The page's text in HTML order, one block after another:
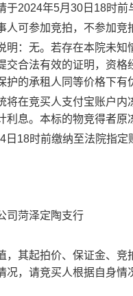
于2024年5月 30 日 18时前
人可参加竞拍，不参加
明：无。若存在本院未
交合法有效的证明，资
护的承租人同等价格下有
将在竞买人支付宝账户
利息。本标的物竞得者
日 18时前缴纳至法院指定
司菏泽定陶支行
，其起拍价、保证金、
况，请竞买人根据自身